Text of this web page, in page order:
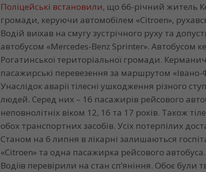
Поліцейські встановили, що 66-річний житель
громади, керуючи автомобілем «Citroen»,
Водій виїхав на смугу зустрічного руху та
автобусом «Mercedes-Benz Sprinter». Автобусом
Рогатинської територіальної громади.
пасажирські перевезення за маршрутом «Івано-
Унаслідок аварії тілесні ушкодження різного
людей. Серед них – 16 пасажирів рейсового
неповнолітніх віком 12, 16 та 17 років. Також
обох транспортних засобів. Усіх потерпілих
Станом на 6 липня в лікарні залишаються
«Citroen» та одна пасажирка рейсового автобуса.
Водіїв перевірили на стан сп’яніння. Обоє були